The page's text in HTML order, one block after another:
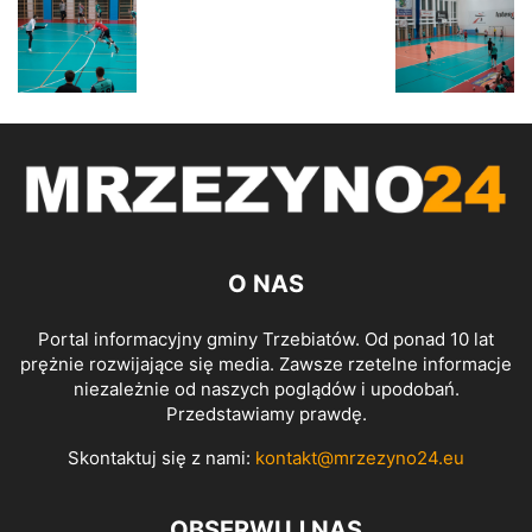
O NAS
Portal informacyjny gminy Trzebiatów. Od ponad 10 lat
prężnie rozwijające się media. Zawsze rzetelne informacje
niezależnie od naszych poglądów i upodobań.
Przedstawiamy prawdę.
Skontaktuj się z nami: kontakt@mrzezyno24.eu